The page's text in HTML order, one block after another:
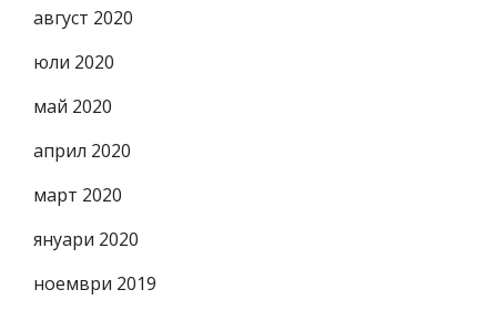
август 2020
юли 2020
май 2020
април 2020
март 2020
януари 2020
ноември 2019